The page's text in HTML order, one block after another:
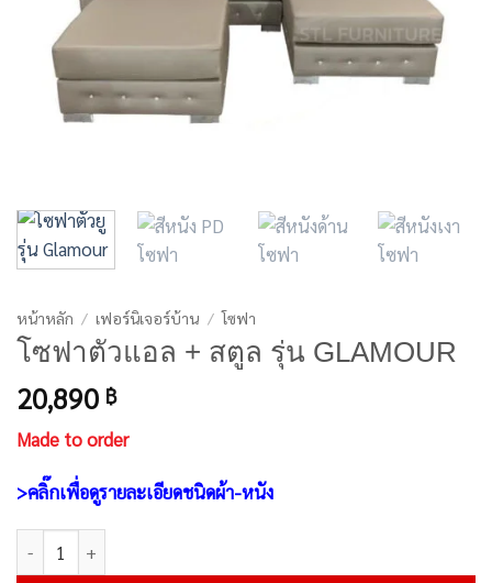
หน้าหลัก / เฟอร์นิเจอร์บ้าน / โซฟา
โซฟาตัวแอล + สตูล รุ่น GLAMOUR
20,890 ฿
Made to order
>คลิ๊กเพื่อดูรายละเอียดชนิดผ้า-หนัง